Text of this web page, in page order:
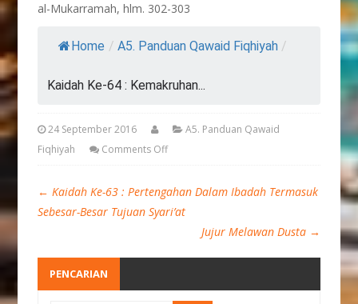
al-Mukarramah, hlm. 302-303
Home / A5. Panduan Qawaid Fiqhiyah /
Kaidah Ke-64 : Kemakruhan...
24 September 2016
A5. Panduan Qawaid
Fiqhiyah
Comments Off
← Kaidah Ke-63 : Pertengahan Dalam Ibadah Termasuk
Sebesar-Besar Tujuan Syari’at
Jujur Melawan Dusta →
PENCARIAN